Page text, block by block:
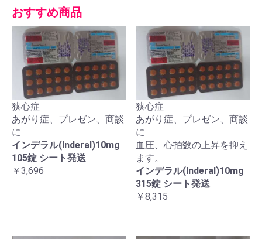
おすすめ商品
狭心症
あがり症、プレゼン、商談
に
インデラル(Inderal)10mg
105錠 シート発送
￥3,696
狭心症
あがり症、プレゼン、商談
に
血圧、心拍数の上昇を抑え
ます。
インデラル(Inderal)10mg
315錠 シート発送
￥8,315